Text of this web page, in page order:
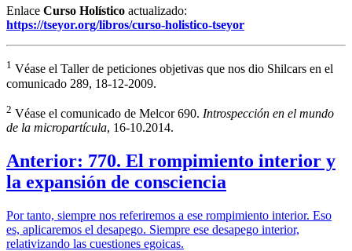
Enlace Curso Holístico actualizado:
https://tseyor.org/libros/curso-holistico-tseyor
1 Véase el Taller de peticiones objetivas que nos dio Shilcars en el
comunicado 289, 18-12-2009.
2 Véase el comunicado de Melcor 690. Introspección en el mundo
de la micropartícula, 16-10.2014.
Anterior: 770. El rompimiento interior y
la expansión de consciencia
Por tanto, siempre nos referiremos a ese rompimiento interior. Eso
es, aplicaremos el desapego. Siempre ese desapego interior,
relativizando las cuestiones egoicas.